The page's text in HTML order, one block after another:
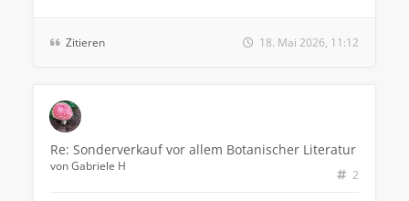
Zitieren 18. Mai 2026, 11:12
Re: Sonderverkauf vor allem Botanischer Literatur
2
vonGabriele H